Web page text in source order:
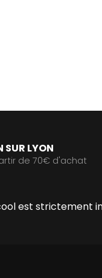
SUR LYON
de 70€ d'achat
est strictement